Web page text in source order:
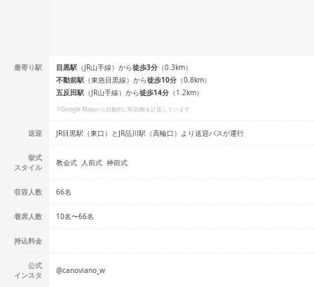
最寄り駅 目黒駅 （JR山手線） から徒歩3分 （0.3km）
不動前駅 （東急目黒線） から徒歩10分 （0.8km）
五反田駅 （JR山手線） から徒歩14分 （1.2km）
※Google Mapから自動的に駅距離を計算しています
送迎 JR目黒駅（東口）とJR品川駅（高輪口）より送迎バスが運行
挙式
スタイル
教会式 人前式 神前式
収容人数 66名
着席人数 10名〜66名
持込料金
公式
インスタ
@canoviano_w